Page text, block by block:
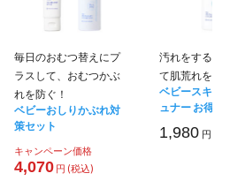
ポ
毎日のおむつ替えにプ
ラスして、おむつかぶ
れを防ぐ！
ベビーおしりかぶれ対
策セット
キャンペーン価格
4,070 円 (税込)
汚れをするん
て肌荒れを防
ベビースキン
ュナー お得用
1,980 円 (税